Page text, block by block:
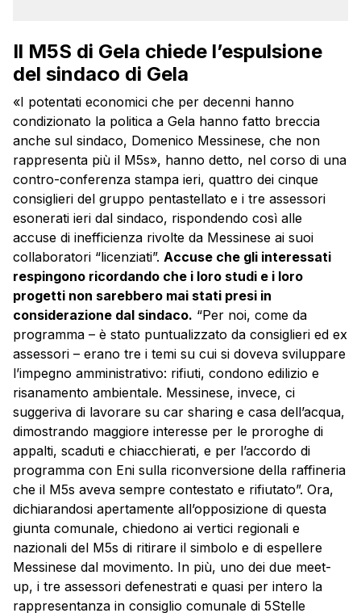
Il M5S di Gela chiede l’espulsione
del sindaco di Gela
«I potentati economici che per decenni hanno
condizionato la politica a Gela hanno fatto breccia
anche sul sindaco, Domenico Messinese, che non
rappresenta più il M5s», hanno detto, nel corso di una
contro-conferenza stampa ieri, quattro dei cinque
consiglieri del gruppo pentastellato e i tre assessori
esonerati ieri dal sindaco, rispondendo così alle
accuse di inefficienza rivolte da Messinese ai suoi
collaboratori “licenziati”. Accuse che gli interessati
respingono ricordando che i loro studi e i loro
progetti non sarebbero mai stati presi in
considerazione dal sindaco. “Per noi, come da
programma – è stato puntualizzato da consiglieri ed ex
assessori – erano tre i temi su cui si doveva sviluppare
l’impegno amministrativo: rifiuti, condono edilizio e
risanamento ambientale. Messinese, invece, ci
suggeriva di lavorare su car sharing e casa dell’acqua,
dimostrando maggiore interesse per le proroghe di
appalti, scaduti e chiacchierati, e per l’accordo di
programma con Eni sulla riconversione della raffineria
che il M5s aveva sempre contestato e rifiutato”. Ora,
dichiarandosi apertamente all’opposizione di questa
giunta comunale, chiedono ai vertici regionali e
nazionali del M5s di ritirare il simbolo e di espellere
Messinese dal movimento. In più, uno dei due meet-
up, i tre assessori defenestrati e quasi per intero la
rappresentanza in consiglio comunale di 5Stelle